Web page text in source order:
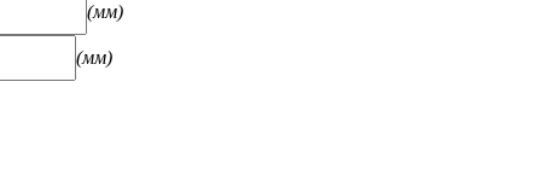
(мм)
(мм)